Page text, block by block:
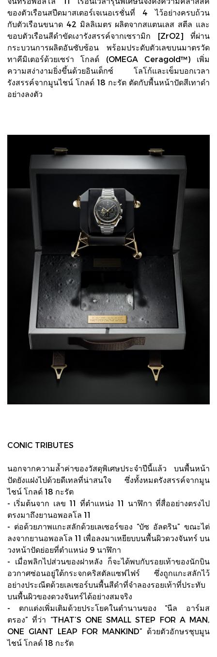
ของตัวเรือนสปีดมาสเตอร์เจเนอเรชั่นที่ 4 ไว้อย่างครบถ้วน
กับตัวเรือนขนาด 42 มิลลิเมตร ผลิตจากสแตนเลส สตีล และ
ขอบตัวเรือนสีดำขัดเงารังสรรค์จากเซรามิก [ZrO2] ที่ผ่าน
กระบวนการผลิตอันซับซ้อน พร้อมประดับตัวเลขบนมาตรวัด
ทาคีมิเตอร์ด้วยเซร่า โกลด์ (OMEGA Ceragold™) เพิ่ม
ความสง่างามยิ่งขึ้นด้วยอินเด็กซ์ โลโก้และเข็มบอกเวลา
รังสรรค์จากมูนไชน์ โกลด์ 18 กะรัต ตัดกับพื้นหน้าปัดสีเทาดำ
อย่างลงตัว
CONIC TRIBUTES
นอกจากความล้ำค่าของวัสดุพิเศษประจำปีนี้แล้ว บนพื้นหน้า
ปัดยังแฝงไปด้วยดีเทลที่น่าสนใจ ซึ่งทั้งหมดรังสรรค์จากมูน
ไชน์ โกลด์ 18 กะรัต
- เริ่มต้นจาก เลข 11 ที่ตำแหน่ง 11 นาฬิกา ที่สื่ออย่างตรงไป
ตรงมาถึงยานอพอลโล 11
- ต่อด้วยภาพแกะสลักด้วยเลเซอร์ของ “บัซ อัลดริน” ขณะไต่
ลงจากยานอพอลโล 11 เพื่อลงมาเหยียบบนพื้นผิวดวงจันทร์ บน
วงหน้าปัดย่อยที่ตำแหน่ง 9 นาฬิกา
- เมื่อพลิกไปส่วนของฝาหลัง ก็จะได้พบกับรอยเท้าของนักบิน
อวกาศซ่อนอยู่ใต้กระจกคริสตัลแซฟไฟร์ ซึ่งถูกแกะสลักไว้
อย่างประณีตด้วยเลเซอร์บนพื้นสีดำที่จำลองรอยเท้าที่ประทับ
บนพื้นผิวของดวงจันทร์ได้อย่างสมจริง
- ตกแต่งเพิ่มเติมด้วยประโยคในตำนานของ “นีล อาร์มส
ตรอง” ที่ว่า “THAT’S ONE SMALL STEP FOR A MAN,
ONE GIANT LEAP FOR MANKIND” ด้วยตัวอักษรชุบมูน
ไชน์ โกลด์ 18 กะรัต